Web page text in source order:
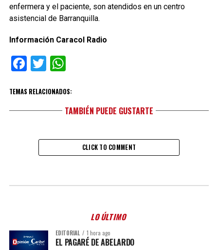
enfermera y el paciente, son atendidos en un centro
asistencial de Barranquilla.
Información Caracol Radio
Facebook
TwitterWhatsApp
TEMAS RELACIONADOS:
TAMBIÉN PUEDE GUSTARTE
CLICK TO COMMENT
LO ÚLTIMO
EDITORIAL 1 hora ago
EL PAGARÉ DE ABELARDO